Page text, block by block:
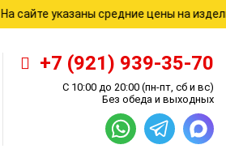
указаны средние цены на изделия
+7 (921) 939-35-70
С 10:00 до 20:00 (пн-пт, сб и вс)
Без обеда и выходных